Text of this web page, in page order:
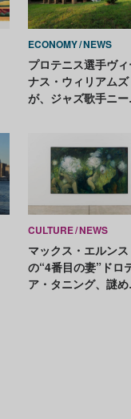
ECONOMY NEWS
プロテニス選手ヴ
ナス・ウィリアムズ
が、ジャズ歌手ニー
ンをキュレーション！
ロバート・ロンゴ作品
などを出品
CULTURE NEWS
マックス・エルンス
の“4番目の妻”ドロ
ア・タニング、謎め